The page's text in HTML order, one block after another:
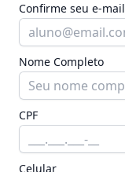
Confirme seu e-mail
Nome Completo
CPF
Celular